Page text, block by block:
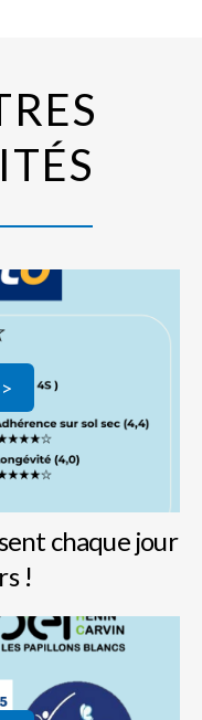
chaque jour
!